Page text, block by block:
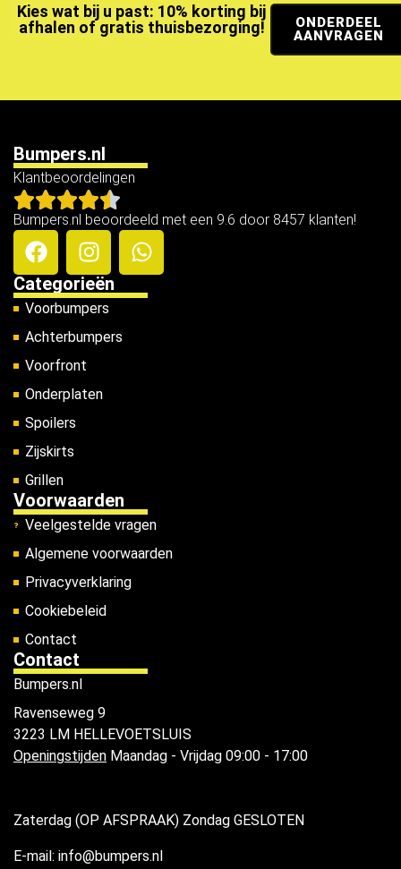
Kies wat bij u past: 10% korting bij
afhalen of gratis thuisbezorging!
ONDERDEEL
AANVRAGEN
Bumpers.nl
Klantbeoordelingen
Bumpers.nl beoordeeld met een 9.6 door 8457 klanten!
Categorieën
Voorbumpers
Achterbumpers
Voorfront
Onderplaten
Spoilers
Zijskirts
Grillen
Voorwaarden
Veelgestelde vragen
Algemene voorwaarden
Privacyverklaring
Cookiebeleid
Contact
Contact
Bumpers.nl
Ravenseweg 9
3223 LM HELLEVOETSLUIS
Openingstijden Maandag - Vrijdag 09:00 - 17:00
Zaterdag (OP AFSPRAAK) Zondag GESLOTEN
E-mail: info@bumpers.nl